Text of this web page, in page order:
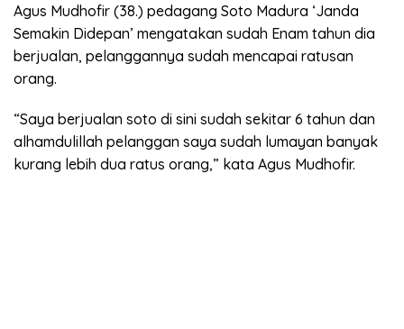
Agus Mudhofir (38.) pedagang Soto Madura ‘Janda
Semakin Didepan’ mengatakan sudah Enam tahun dia
berjualan, pelanggannya sudah mencapai ratusan
orang.
“Saya berjualan soto di sini sudah sekitar 6 tahun dan
alhamdulillah pelanggan saya sudah lumayan banyak
kurang lebih dua ratus orang,” kata Agus Mudhofir.